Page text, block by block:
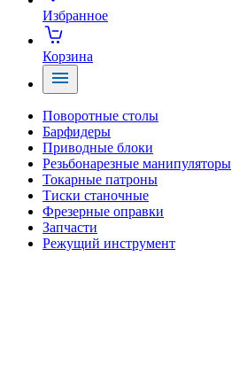
Избранное
Корзина
Поворотные столы
Барфидеры
Приводные блоки
Резьбонарезные манипуляторы
Токарные патроны
Тиски станочные
Фрезерные оправки
Запчасти
Режущий инструмент